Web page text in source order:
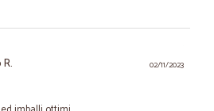
02/11/2023